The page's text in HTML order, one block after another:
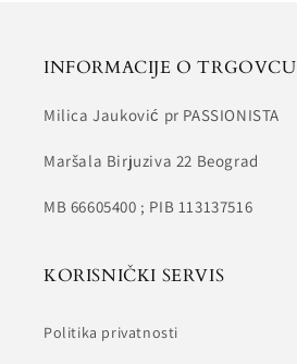
INFORMACIJE O TRGOVCU
Milica Jauković pr PASSIONISTA
Maršala Birjuziva 22 Beograd
MB 66605400 ; PIB 113137516
KORISNIČKI SERVIS
Politika privatnosti